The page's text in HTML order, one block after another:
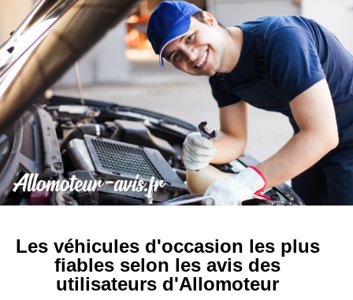
Les véhicules d'occasion les plus
fiables selon les avis des
utilisateurs d'Allomoteur